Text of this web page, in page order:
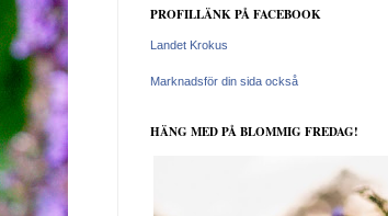
PROFILLÄNK PÅ FACEBOOK
Landet Krokus
Marknadsför din sida också
HÄNG MED PÅ BLOMMIG FREDAG!